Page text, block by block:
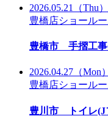
2026.05.21
（Thu）
豊橋店ショール
豊橋市 手摺工事
2026.04.27 （Mon）
豊橋店ショール
豊川市 トイレ(J